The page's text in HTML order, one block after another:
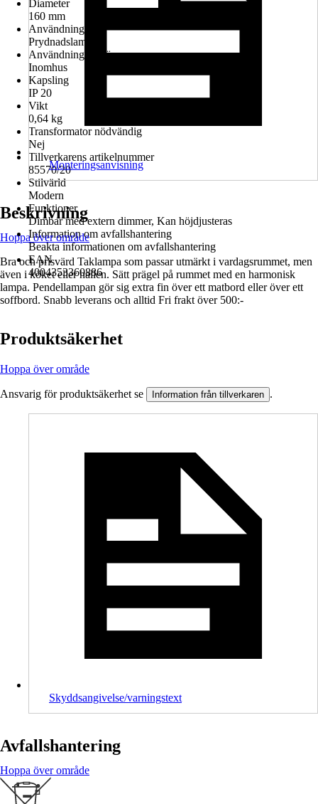
Diameter
160 mm
Användning
Prydnadslampor
Användningsmiljö
Inomhus
Kapsling
IP 20
Vikt
0,64 kg
Transformator nödvändig
Nej
Tillverkarens artikelnummer
85570/20
Stilvärld
Modern
Funktioner
Dimbar med extern dimmer, Kan höjdjusteras
Information om avfallshantering
Beakta informationen om avfallshantering
EAN
4004353360886
Monteringsanvisning
Beskrivning
Hoppa över område
Bra och prisvärd Taklampa som passar utmärkt i vardagsrummet, men
även i köket eller hallen. Sätt prägel på rummet med en harmonisk
lampa. Pendellampan gör sig extra fin över ett matbord eller över ett
soffbord. Snabb leverans och alltid Fri frakt över 500:-
Produktsäkerhet
Hoppa över område
Ansvarig för produktsäkerhet se Information från tillverkaren .
Skyddsangivelse/varningstext
Avfallshantering
Hoppa över område